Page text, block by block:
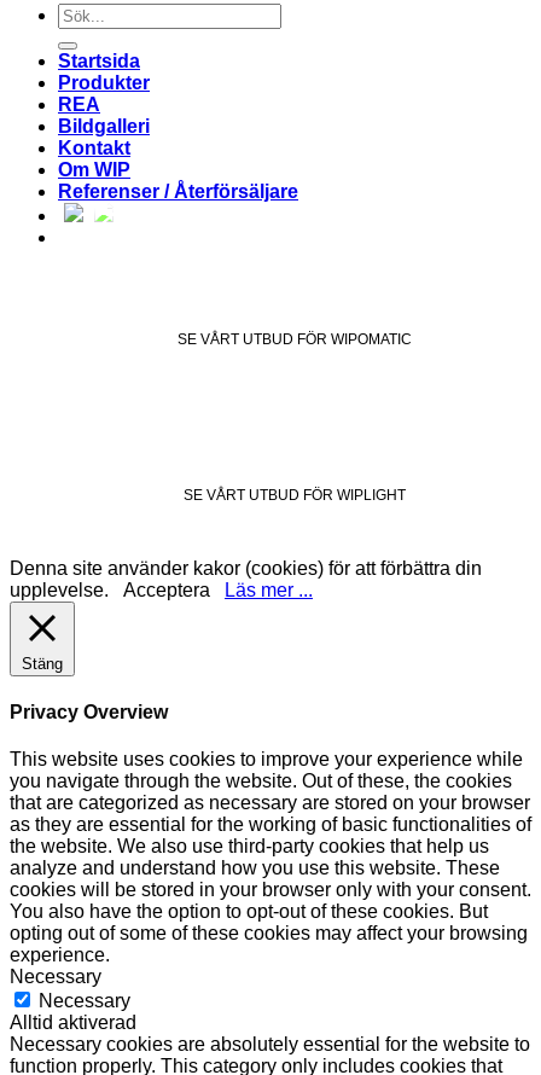
Sök
efter:
Startsida
Produkter
REA
Bildgalleri
Kontakt
Om WIP
Referenser / Återförsäljare
SE VÅRT UTBUD FÖR WIPOMATIC
SE VÅRT UTBUD FÖR WIPLIGHT
Denna site använder kakor (cookies) för att förbättra din
upplevelse. Acceptera Läs mer ...
Stäng
Privacy Overview
This website uses cookies to improve your experience while
you navigate through the website. Out of these, the cookies
that are categorized as necessary are stored on your browser
as they are essential for the working of basic functionalities of
the website. We also use third-party cookies that help us
analyze and understand how you use this website. These
cookies will be stored in your browser only with your consent.
You also have the option to opt-out of these cookies. But
opting out of some of these cookies may affect your browsing
experience.
Necessary
Necessary
Alltid aktiverad
Necessary cookies are absolutely essential for the website to
function properly. This category only includes cookies that